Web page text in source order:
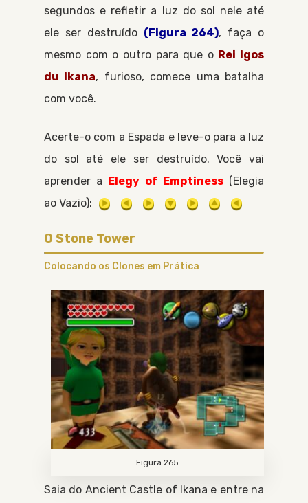
segundos e refletir a luz do sol nele até
ele ser destruído (Figura 264), faça o
mesmo com o outro para que o Rei Igos
du Ikana, furioso, comece uma batalha
com você.
Acerte-o com a Espada e leve-o para a luz
do sol até ele ser destruído. Você vai
aprender a Elegy of Emptiness
Elegia
ao Vazio :
OStone Tower
Colocando os Clones em Prática
Figura 265
Saia do Ancient Castle of Ikana e entre na